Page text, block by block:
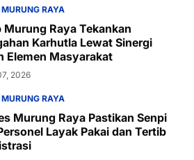
RAYA
Murung Raya Tekankan
Karhutla Lewat Sinergi
Elemen Masyarakat
2026
RAYA
Murung Raya Pastikan Senpi
Layak Pakai dan Tertib